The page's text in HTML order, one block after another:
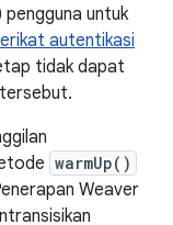
pengguna untuk
autentikasi
tidak dapat
warmUp()
Weaver